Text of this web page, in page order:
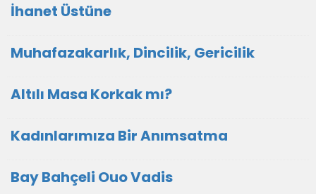
İhanet Üstüne
Muhafazakarlık, Dincilik, Gericilik
Altılı Masa Korkak mı?
Kadınlarımıza Bir Anımsatma
Bay Bahçeli Ouo Vadis